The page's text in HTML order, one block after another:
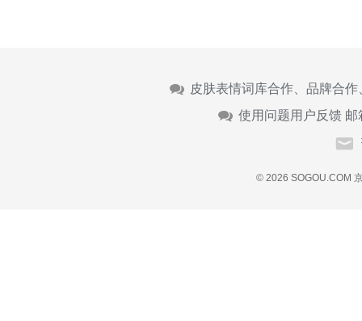
皮肤表情词库合作、品牌合
使用问题用户反馈 邮
© 2026 SOGOU.COM